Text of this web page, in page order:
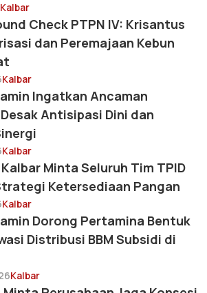
Kalbar
Check PTPN IV: Krisantus
dan Peremajaan Kebun
Kalbar
Ingatkan Ancaman
Antisipasi Dini dan
Kalbar
Minta Seluruh Tim TPID
Ketersediaan Pangan
Kalbar
Dorong Pertamina Bentuk
Distribusi BBM Subsidi di
Kalbar